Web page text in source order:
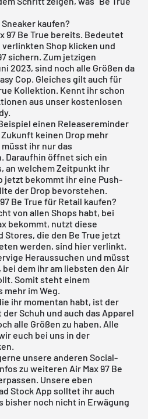
kaufen?
97 Be True bereits. Bedeutet
Shop klicken und
sichern. Zum jetzigen
2023, sind noch alle Größen da
Cop. Gleiches gilt auch für
Kollektion. Kennt ihr schon
aus unser kostenlosen
einen Releasereminder
keinen Drop mehr
ihr nur das
Daraufhin öffnet sich ein
an welchem Zeitpunkt ihr
jetzt bekommt ihr eine Push-
der Drop bevorstehen.
Be True für Retail kaufen?
von allen Shops habt, bei
bekommt, nutzt diese
Stores, die den Be True jetzt
werden, sind hier verlinkt.
Heraussuchen und müsst
dem ihr am liebsten den Air
Somit steht einem
im Weg.
ihr momentan habt, ist der
Schuh und auch das Apparel
alle Größen zu haben. Alle
euch bei uns in der
unsere anderen Social-
zu weiteren Air Max 97 Be
Unsere eben
Stock App solltet ihr auch
bisher noch nicht in Erwägung